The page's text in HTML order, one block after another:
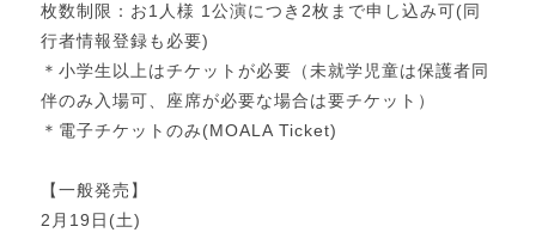
枚数制限：お1人様 1公演につき2枚まで申し込み可(同
行者情報登録も必要)
＊小学生以上はチケットが必要（未就学児童は保護者同
伴のみ入場可、座席が必要な場合は要チケット）
＊電子チケットのみ(MOALA Ticket)
【一般発売】
2月19日(土)